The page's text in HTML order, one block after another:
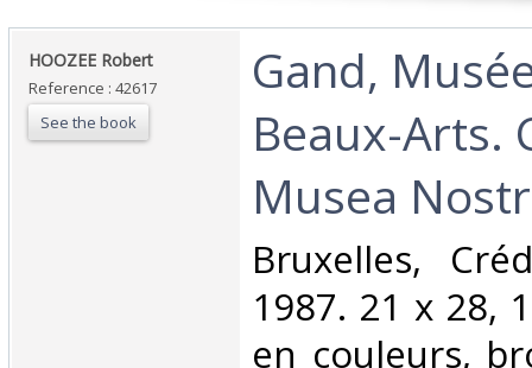
‎HOOZEE Robert‎
Reference : 42617
See the book
‎Gand,
Beaux-Arts.
Musea
‎Bruxelles,
1987. 21 x 28,
en couleurs,